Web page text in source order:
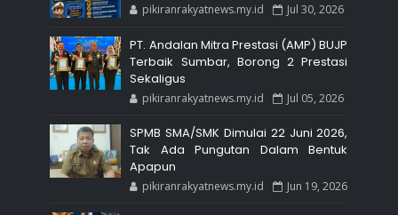
pikiranrakyatnews.my.id Jul 30, 2026
PT. Andalan Mitra Prestasi (AMP) BUJP
Terbaik Sumbar, Borong 2 Prestasi
Sekaligus
pikiranrakyatnews.my.id Jul 05, 2026
SPMB SMA/SMK Dimulai 22 Juni 2026,
Tak Ada Pungutan Dalam Bentuk
Apapun
pikiranrakyatnews.my.id Jun 19, 2026